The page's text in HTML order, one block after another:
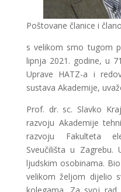
Poštovane članice i
s velikom smo tugom
lipnja 2021. godine, u
Uprave HATZ-a i
sustava Akademije,
Prof. dr. sc. Slavko
razvoju Akademije
razvoju Fakulteta
Sveučilišta u
ljudskim osobinama.
velikom željom dijelio